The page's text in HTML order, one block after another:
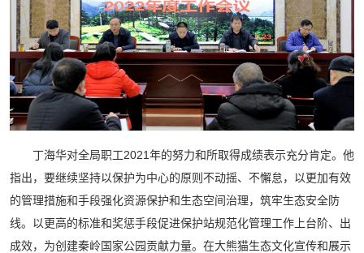
丁海华对全局职工2021年的努力和所取得成绩表示充分肯定。他
指出，要继续坚持以保护为中心的原则不动摇、不懈怠，以更加有效
的管理措施和手段强化资源保护和生态空间治理，筑牢生态安全防
线。以更高的标准和奖惩手段促进保护站规范化管理工作上台阶、出
成效，为创建秦岭国家公园贡献力量。在大熊猫生态文化宣传和展示